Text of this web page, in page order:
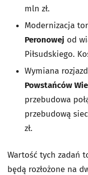
mln zł.
Modernizacja
Peronowej od
Piłsudskiego.
Wymiana
Powstańców
przebudowa
przebudową
zł.
Wartość tych zadań
będą rozłożone na